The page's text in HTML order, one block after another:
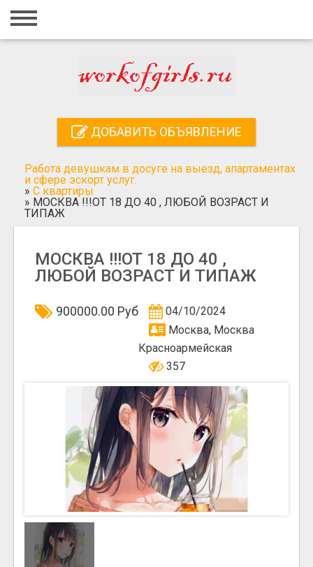
Главная
Регистрация
Добавить объявление
Поиск
ДОБАВИТЬ ОБЪЯВЛЕНИЕ
Работа девушкам в досуге на выезд, апартаментах
и сфере эскорт услуг.
» С квартиры
» МОСКВА !!!ОТ 18 ДО 40 , ЛЮБОЙ ВОЗРАСТ И
ТИПАЖ
МОСКВА !!!ОТ 18 ДО 40 ,
ЛЮБОЙ ВОЗРАСТ И ТИПАЖ
900000.00 Руб
04/10/2024
Москва, Москва
Красноармейская
357